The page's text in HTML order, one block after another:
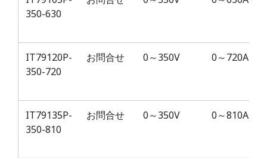
350-630
IT79120P-
350-720
お問合せ 0～350V 0～720A
IT79135P-
350-810
お問合せ 0～350V 0～810A